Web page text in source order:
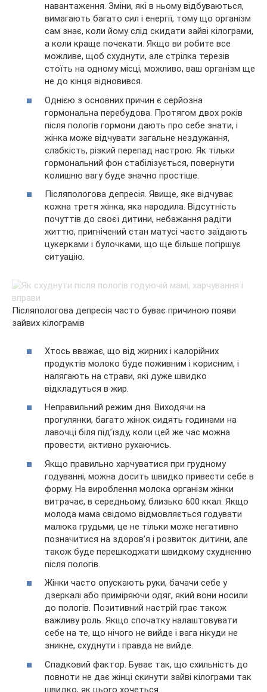
навантаження. Зміни, які в ньому відбуваються,
вимагають багато сил і енергії, тому що організм
сам знає, коли йому слід скидати зайві кілограми,
а коли краще почекати. Якщо ви робите все
можливе, щоб схуднути, але стрілка терезів
стоїть на одному місці, можливо, ваш організм ще
не до кінця відновився.
Однією з основних причин є серйозна
гормональна перебудова. Протягом двох років
після пологів гормони дають про себе знати, і
жінка може відчувати загальне нездужання,
слабкість, різкий перепад настрою. Як тільки
гормональний фон стабілізується, повернути
колишню вагу буде значно простіше.
Післяпологова депресія. Явище, яке відчуває
кожна третя жінка, яка народила. Відсутність
почуттів до своєї дитини, небажання радіти
життю, пригнічений стан матусі часто заїдають
цукерками і булочками, що ще більше погіршує
ситуацію.
Післяпологова депресія часто буває причиною появи
зайвих кілограмів
Хтось вважає, що від жирних і калорійних
продуктів молоко буде поживним і корисним, і
налягають на страви, які дуже швидко
відкладуться в жир.
Неправильний режим дня. Виходячи на
прогулянки, багато жінок сидять годинами на
лавочці біля під’їзду, коли цей же час можна
провести, активно рухаючись.
Якщо правильно харчуватися при грудному
годуванні, можна досить швидко привести себе в
форму. На вироблення молока організм жінки
витрачає, в середньому, близько 600 ккал. Якщо
молода мама свідомо відмовляється годувати
малюка грудьми, це не тільки може негативно
позначитися на здоров’я і розвиток дитини, але
також буде перешкоджати швидкому схудненню
після пологів.
Жінки часто опускають руки, бачачи себе у
дзеркалі або приміряючи одяг, який вони носили
до пологів. Позитивний настрій грає також
важливу роль. Якщо спочатку налаштовувати
себе на те, що нічого не вийде і вага нікуди не
зникне, схуднути і правда не вийде.
Спадковий фактор. Буває так, що схильність до
повноти не дає жінці скинути зайві кілограми так
швидко, як цього хочеться.